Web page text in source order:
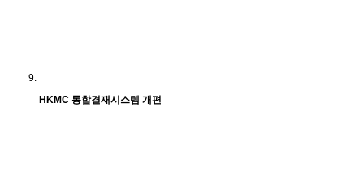
HKMC 통합결재시스템 개편